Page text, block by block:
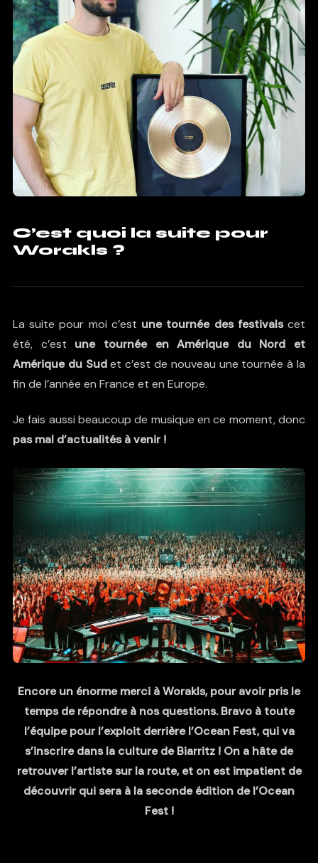
C’est quoi la suite pour
Worakls ?
La suite pour moi c’est une tournée des festivalscet
été, c’est une tournée en Amérique du Nord et
Amérique du Sudet c’est de nouveau une tournée à la
fin de l’année en France et en Europe.
Je fais aussi beaucoup de musique en ce moment, donc
pas mal d’actualités à venir !
Encore un énorme merci à Worakls, pour avoir pris le
temps de répondre à nos questions. Bravo à toute
l’équipe pour l’exploit derrière l’Ocean Fest, qui va
s’inscrire dans la culture de Biarritz ! On a hâte de
retrouver l’artiste sur la route, et on est impatient de
découvrir qui sera à la seconde édition de l’Ocean
Fest !